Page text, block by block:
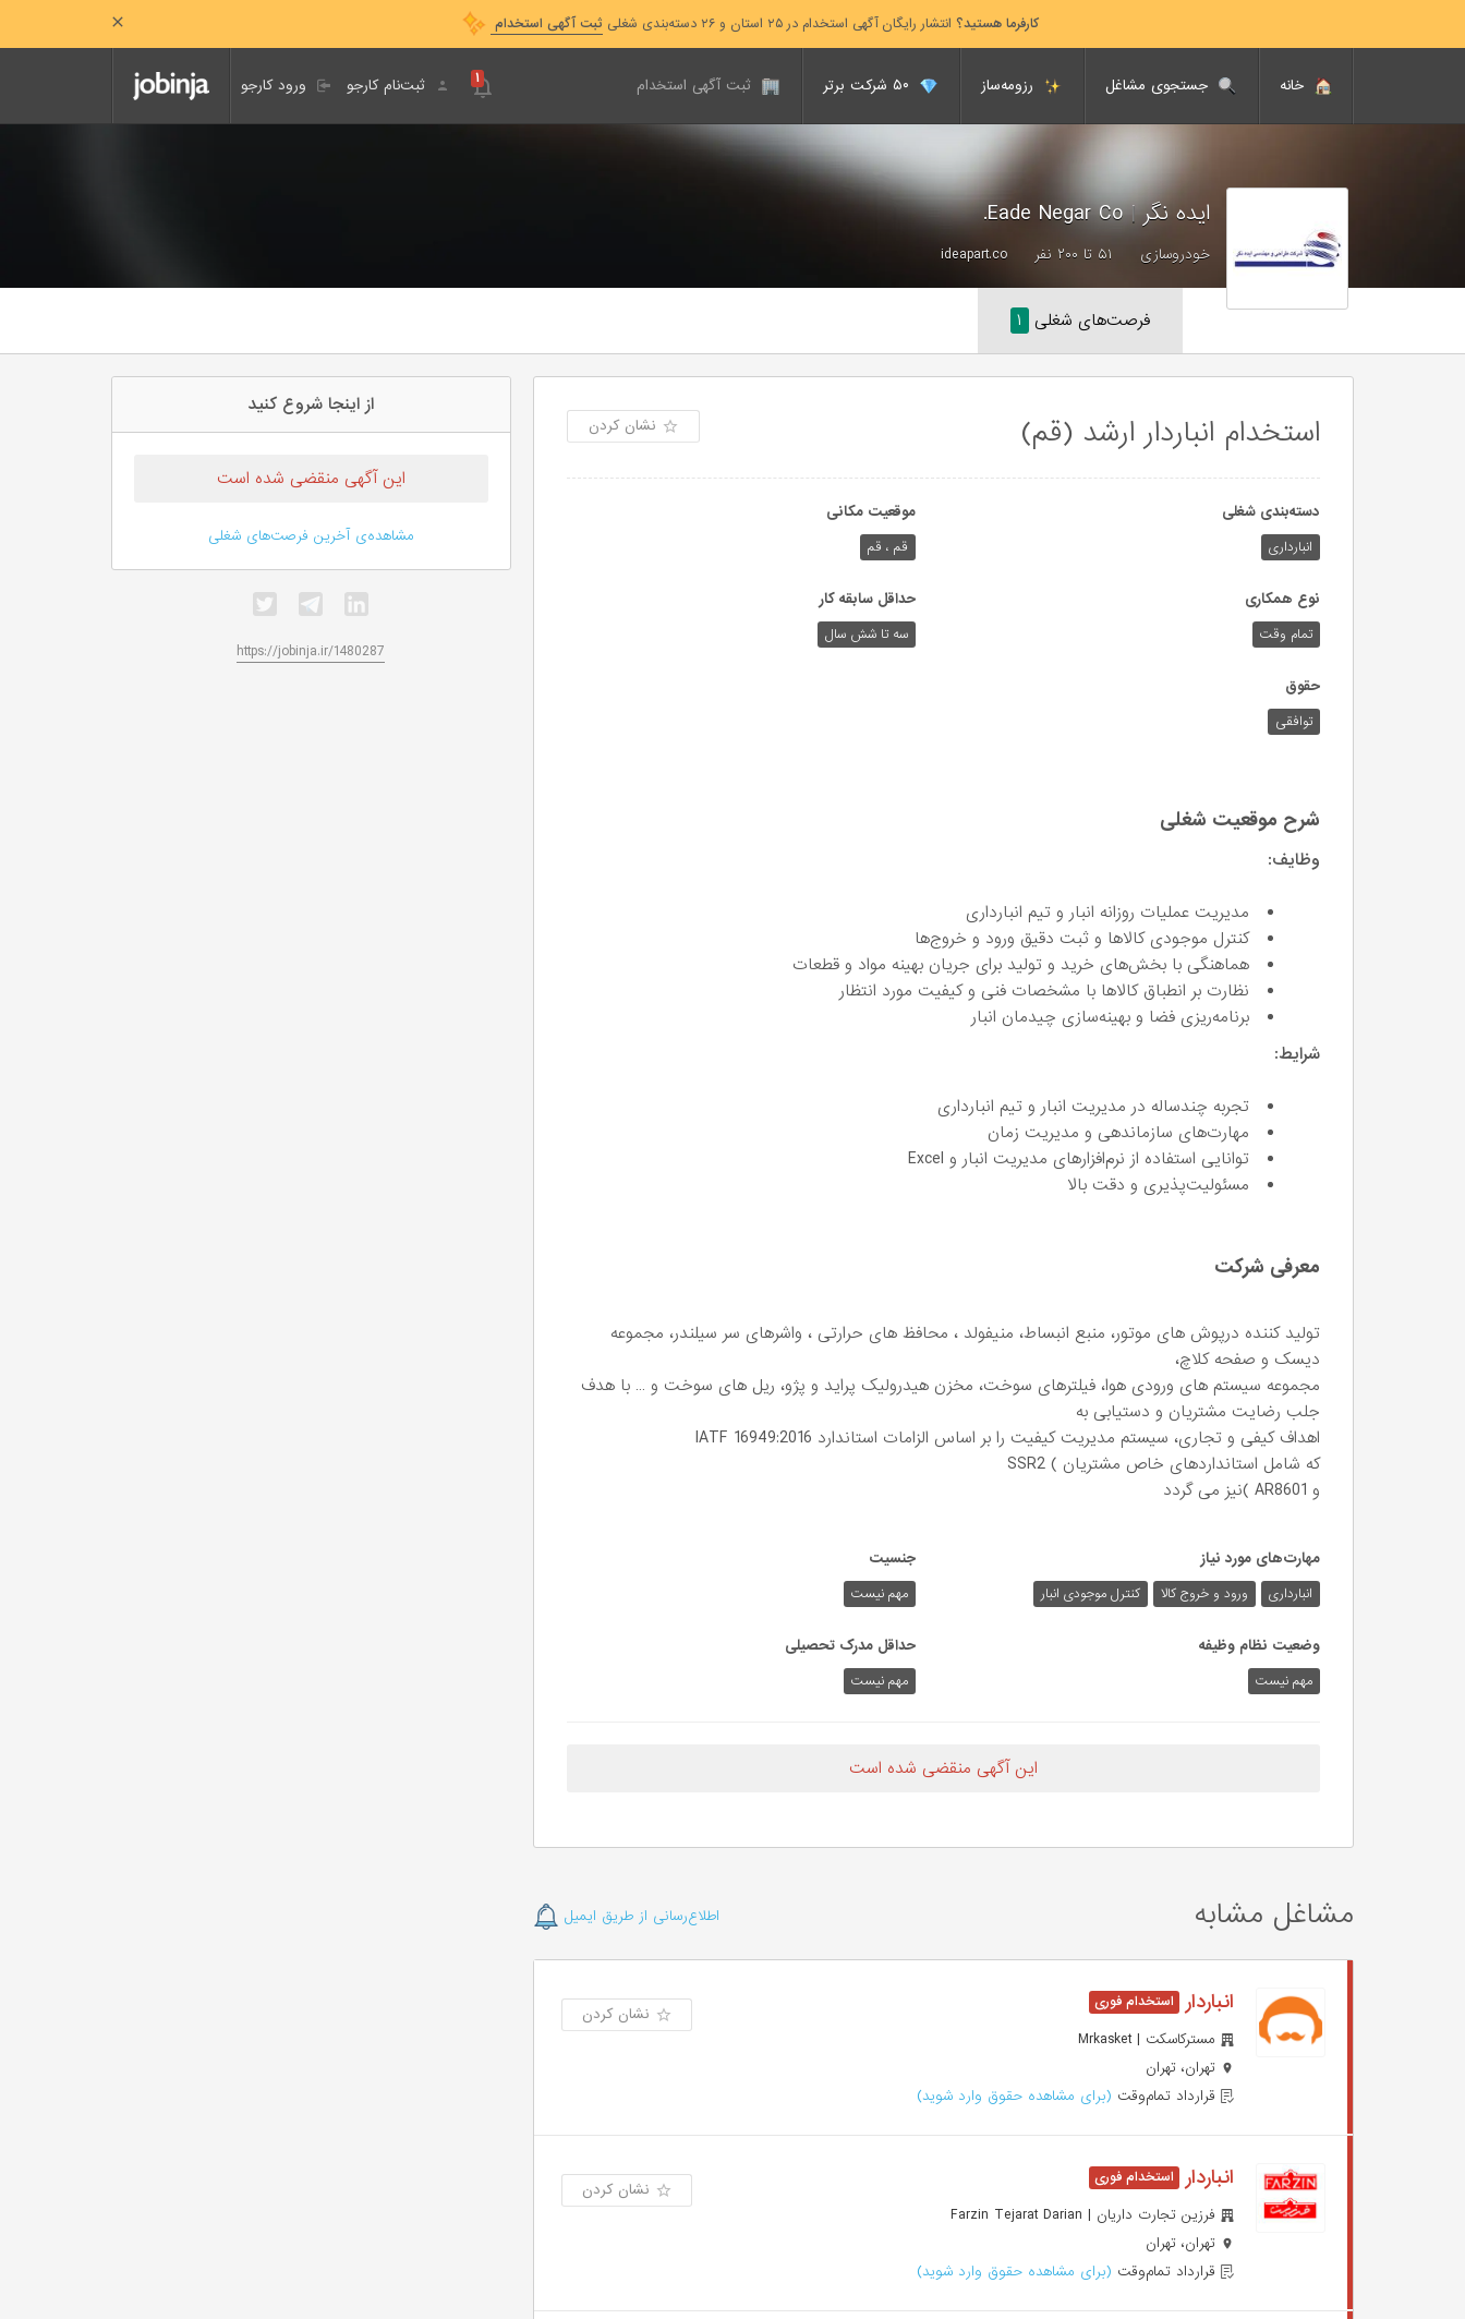
کارفرما هستید؟ انتشار رایگان آگهی استخدام در ۲۵ استان و ۲۶ دسته‌بندی شغلی ثبت آگهی استخدام
خانه جستجوی مشاغل رزومه‌ساز ثبت آگهی استخدام ورود کارجو ثبت‌نام کارجو ۱
ایده نگر|
Eade Negar Co.
خودروسازی ۵۱ تا ۲۰۰ نفر ideapart.co
فرصت‌های شغلی ۱
استخدام انباردار ارشد (قم) نشان کردن
دسته‌بندی شغلی
انبارداری
موقعیت مکانی
قم ، قم
نوع همکاری
تمام وقت
حداقل سابقه کار
سه تا شش سال
حقوق
توافقی
شرح موقعیت شغلی
وظایف:
مدیریت عملیات روزانه انبار و تیم انبارداری
کنترل موجودی کالاها و ثبت دقیق ورود و خروج‌ها
هماهنگی با بخش‌های خرید و تولید برای جریان بهینه مواد و قطعات
نظارت بر انطباق کالاها با مشخصات فنی و کیفیت مورد انتظار
برنامه‌ریزی فضا و بهینه‌سازی چیدمان انبار
شرایط:
تجربه چندساله در مدیریت انبار و تیم انبارداری
مهارت‌های سازماندهی و مدیریت زمان
توانایی استفاده از نرم‌افزارهای مدیریت انبار و Excel
مسئولیت‌پذیری و دقت بالا
معرفی شرکت
تولید کننده درپوش های موتور، منبع انبساط، منیفولد ، محافظ های حرارتی ، واشرهای سر سیلندر، مجموعه
دیسک و صفحه کلاچ،
مجموعه سیستم های ورودی هوا، فیلترهای سوخت، مخزن هیدرولیک پراید و پژو، ریل های سوخت و … با هدف
جلب رضایت مشتریان و دستیابی به
اهداف کیفی و تجاری، سیستم مدیریت کیفیت را بر اساس الزامات استاندارد IATF 16949:2016
که شامل استانداردهای خاص مشتریان ) SSR2
و AR8601 )نیز می گردد
مهارت‌های مورد نیاز
انبارداری ورود و خروج کالا کنترل موجودی انبار
جنسیت
مهم نیست
وضعیت نظام وظیفه
مهم‌ نیست
حداقل مدرک تحصیلی
مهم نیست
این آگهی منقضی شده است
مشاغل مشابه اطلاع‌رسانی از طریق ایمیل
انباردار
مسترکاسکت | Mrkasket
تهران، تهران
قرارداد تمام‌وقت (برای مشاهده حقوق وارد شوید)
نشان کردن
انباردار
فرزین تجارت داریان | Farzin Tejarat Darian
تهران، تهران
قرارداد تمام‌وقت (برای مشاهده حقوق وارد شوید)
نشان کردن
از اینجا شروع کنید
این آگهی منقضی شده است
مشاهده‌ی آخرین فرصت‌های شغلی
https://jobinja.ir/1480287